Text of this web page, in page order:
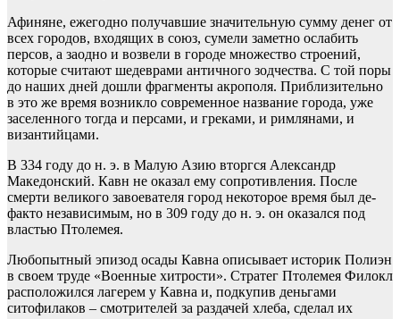
Афиняне, ежегодно получавшие значительную сумму денег от
всех городов, входящих в союз, сумели заметно ослабить
персов, а заодно и возвели в городе множество строений,
которые считают шедеврами античного зодчества. С той поры
до наших дней дошли фрагменты акрополя. Приблизительно
в это же время возникло современное название города, уже
заселенного тогда и персами, и греками, и римлянами, и
византийцами.
В 334 году до н. э. в Малую Азию вторгся Александр
Македонский. Кавн не оказал ему сопротивления. После
смерти великого завоевателя город некоторое время был де-
факто независимым, но в 309 году до н. э. он оказался под
властью Птолемея.
Любопытный эпизод осады Кавна описывает историк Полиэн
в своем труде «Военные хитрости». Стратег Птолемея Филокл
расположился лагерем у Кавна и, подкупив деньгами
ситофилаков – смотрителей за раздачей хлеба, сделал их